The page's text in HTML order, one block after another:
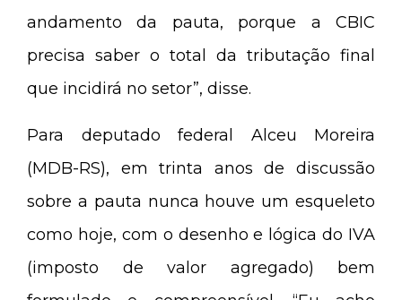
andamento da pauta, porque a CBIC
precisa saber o total da tributação final
que incidirá no setor”, disse.
Para deputado federal Alceu Moreira
(MDB-RS), em trinta anos de discussão
sobre a pauta nunca houve um esqueleto
como hoje, com o desenho e lógica do IVA
(imposto de valor agregado) bem